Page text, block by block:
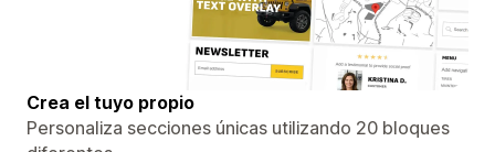
Crea el tuyo propio
Personaliza secciones únicas utilizando 20 bloques